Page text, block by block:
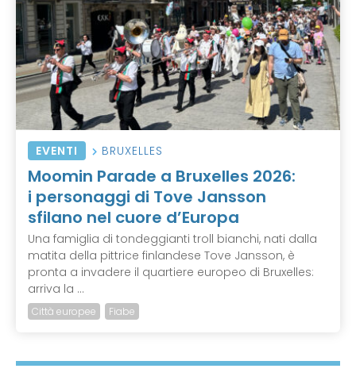
EVENTI BRUXELLES
Moomin Parade a Bruxelles 2026:
i personaggi di Tove Jansson
sfilano nel cuore d’Europa
Una famiglia di tondeggianti troll bianchi, nati dalla
matita della pittrice finlandese Tove Jansson, è
pronta a invadere il quartiere europeo di Bruxelles:
arriva la ...
Città europee Fiabe